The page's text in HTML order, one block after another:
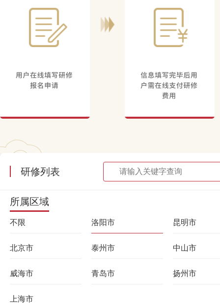
研修列表
所属区域
不限 洛阳市 昆明市
北京市 泰州市 中山市
威海市 青岛市 扬州市
上海市